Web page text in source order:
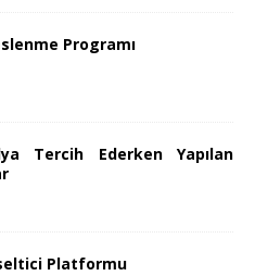
Programı
Tercih Ederken Yapılan
Platformu